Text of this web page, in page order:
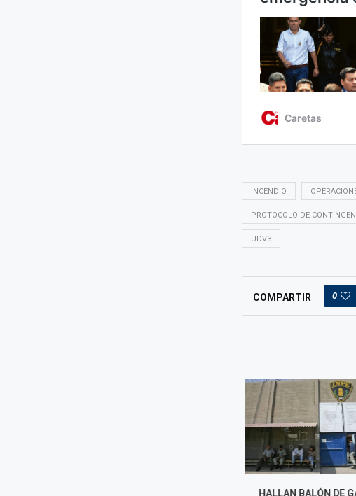
INCENDIO
PROTOCOLO DE
UDV3
COMPARTIR 0
HALLAN BALÓN DE